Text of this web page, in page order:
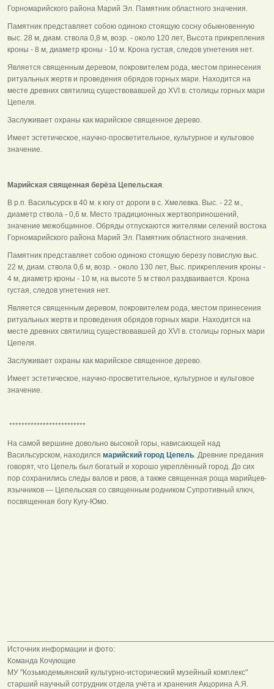
Горномарийского района Марий Эл. Памятник областного значения.
Памятник представляет собою одиноко стоящую сосну обыкновенную
выс. 28 м, диам. ствола 0,8 м, возр. - около 120 лет, Высота прикрепления
кроны - 8 м, диаметр кроны - 10 м. Крона густая, следов угнетения нет.
Является священным деревом, покровителем рода, местом принесения
ритуальных жертв и проведения обрядов горных мари. Находится на
месте древних святилищ существовавшей до ХVI в. столицы горных мари
Цепеля.
Заслуживает охраны как марийское священное дерево.
Имеет эстетическое, научно-просветительное, культурное и культовое
значение.
Марийская священная берёза Цепельская.
В р.п. Васильсурск в 40 м. к югу от дороги в с. Хмелевка. Выс. - 22 м.,
диаметр ствола - 0,6 м. Место традиционных жертвоприношений,
значение межобщинное. Обряды отпускаются жителями селений востока
Горномарийского района Марий Эл. Памятник областного значения.
Памятник представляет собою одиноко стоящую березу повислую выс.
22 м, диам. ствола 0,6 м, возр. - около 130 лет, Выс. прикрепления кроны -
4 м, диаметр кроны - 10 м, на высоте 5 м ствол раздваивается. Крона
густая, следов угнетения нет.
Является священным деревом, покровителем рода, местом принесения
ритуальных жертв и проведения обрядов горных мари. Находится на
месте древних святилищ существовавшей до ХVI в. столицы горных мари
Цепеля.
Заслуживает охраны как марийское священное дерево.
Имеет эстетическое, научно-просветительное, культурное и культовое
значение.
*************************
На самой вершине довольно высокой горы, нависающей над
Васильсурском, находился марийский город Цепель. Древние предания
говорят, что Цепель был богатый и хорошо укреплённый город. До сих
пор сохранились следы валов и рвов, а также священная роща марийцев-
язычников — Цепельская со священным родником Супротивный ключ,
посвященная богу Кугу-Юмо.
Источник информации и фото:
Команда Кочующие
МУ "Козьмодемьянский культурно-исторический музейный комплекс"
старший научный сотрудник отдела учёта и хранения Акцорина А.Я.